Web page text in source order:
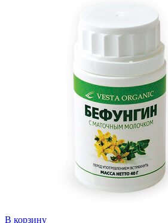
В корзину